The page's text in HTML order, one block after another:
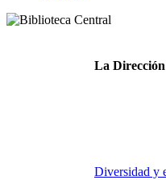
La
Diversidad y